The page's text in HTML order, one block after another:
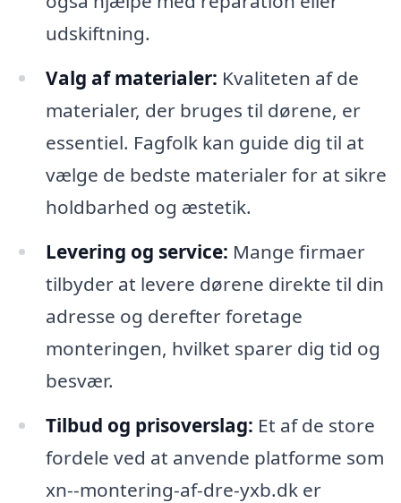
udskiftning.
Valg af materialer: Kvaliteten af de
materialer, der bruges til dørene, er
essentiel. Fagfolk kan guide dig til at
vælge de bedste materialer for at sikre
holdbarhed og æstetik.
Levering og service: Mange firmaer
tilbyder at levere dørene direkte til din
adresse og derefter foretage
monteringen, hvilket sparer dig tid og
besvær.
Tilbud og prisoverslag: Et af de store
fordele ved at anvende platforme som
xn--montering-af-dre-yxb.dk er